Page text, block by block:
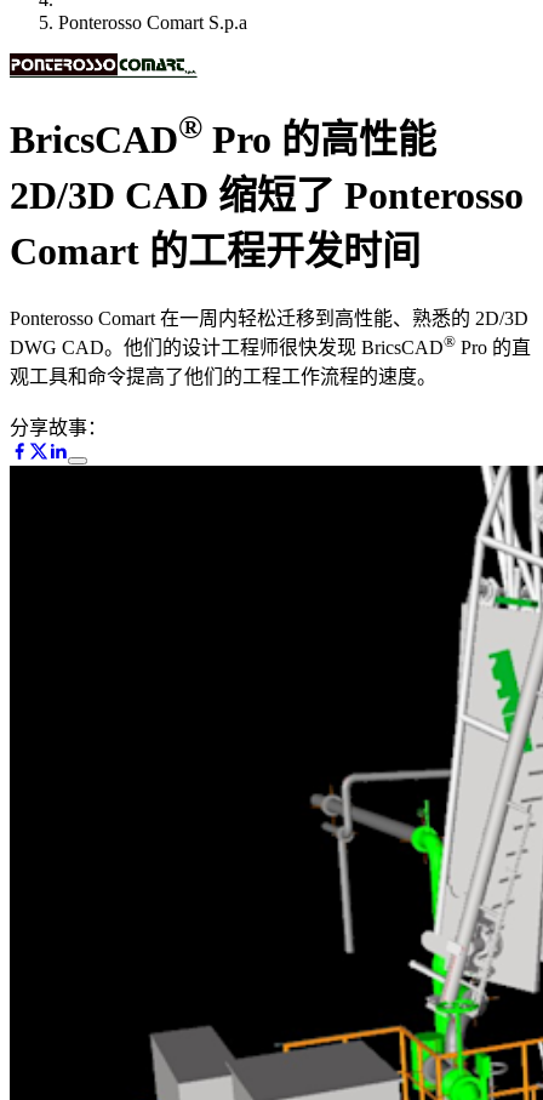
Ponterosso Comart S.p.a
BricsCAD® Pro 的高性能
2D/3D CAD 缩短了 Ponterosso
Comart 的工程开发时间
Ponterosso Comart 在一周内轻松迁移到高性能、熟悉的 2D/3D
DWG CAD。他们的设计工程师很快发现 BricsCAD® Pro 的直
观工具和命令提高了他们的工程工作流程的速度。
分享故事：